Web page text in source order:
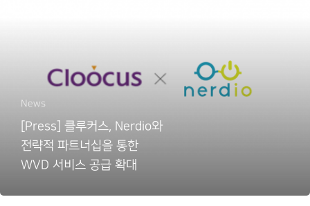
News
[Press] 클루커스, Nerdio와
전략적 파트너십을 통한
WVD 서비스 공급 확대